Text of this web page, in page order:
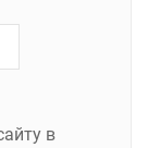
в